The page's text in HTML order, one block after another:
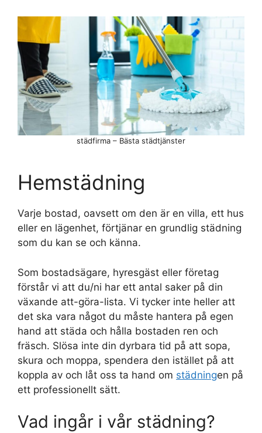
städfirma – Bästa städtjänster
Hemstädning
Varje bostad, oavsett om den är en villa, ett hus
eller en lägenhet, förtjänar en grundlig städning
som du kan se och känna.
Som bostadsägare, hyresgäst eller företag
förstår vi att du/ni har ett antal saker på din
växande att-göra-lista. Vi tycker inte heller att
det ska vara något du måste hantera på egen
hand att städa och hålla bostaden ren och
fräsch. Slösa inte din dyrbara tid på att sopa,
skura och moppa, spendera den istället på att
koppla av och låt oss ta hand om städningen på
ett professionellt sätt.
Vad ingår i vår städning?